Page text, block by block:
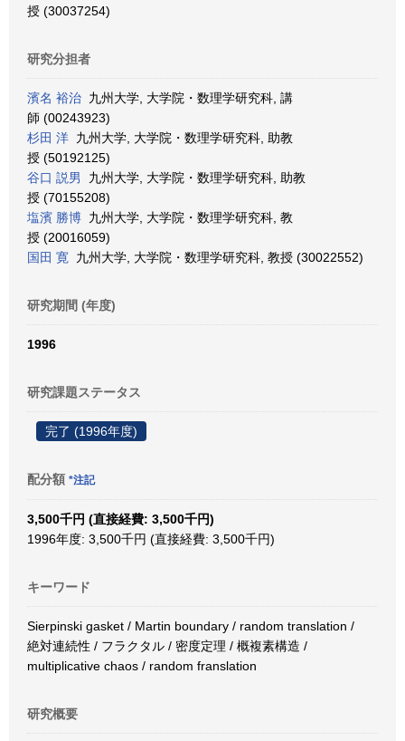
授 (30037254)
研究分担者
濱名 裕治 九州大学, 大学院・数理学研究科, 講
師 (00243923)
杉田 洋 九州大学, 大学院・数理学研究科, 助教
授 (50192125)
谷口 説男
九州大学, 大学院・数理学研究科, 助教
授 (70155208)
塩濱 勝博 九州大学, 大学院・数理学研究科, 教
授 (20016059)
国田 寛 九州大学, 大学院・数理学研究科, 教授 (30022552)
研究期間 (年度)
1996
研究課題ステータス
完了 (1996年度)
配分額 *注記
3,500千円 (直接経費: 3,500千円)
1996年度: 3,500千円 (直接経費: 3,500千円)
キーワード
Sierpinski gasket / Martin boundary / random translation /
絶対連続性 / フラクタル / 密度定理 / 概複素構造 /
multiplicative chaos / random franslation
研究概要